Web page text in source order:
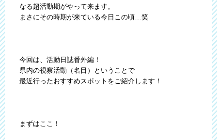
なる超活動期がやって来ます。
まさにその時期が来ている今日この頃…笑
今回は、活動日誌番外編！
県内の視察活動（名目）ということで
最近行ったおすすめスポットをご紹介します！
まずはここ！